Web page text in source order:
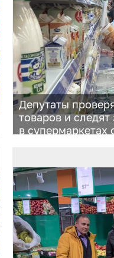
Депутаты
товаров и
в супермаркетах